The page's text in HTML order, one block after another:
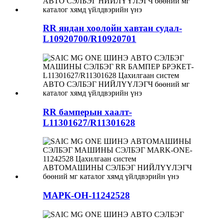
RR яндан хоолойн хавтан судал-
L10920700/R10920701
RR бамперын хаалт-
L11301627/R11301628
МАРК-ОН-11242528